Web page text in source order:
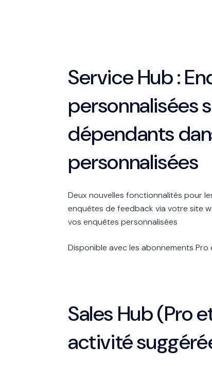
Service Hub :
personnalisées
dépendants
personnalisées
Deux nouvelles fonctionnalités pour
enquêtes de feedback via votre site
vos enquêtes personnalisées
Disponible avec les abonnements
Sales Hub (Pro
activité